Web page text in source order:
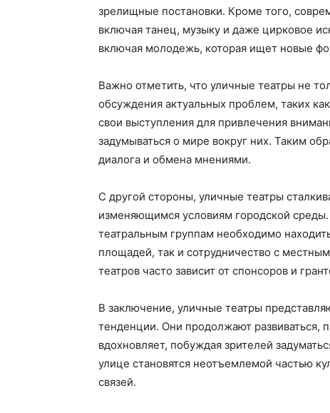
зрелищные постановки. Кроме того,
включая танец, музыку и даже цирковое
включая молодежь, которая ищет новые
Важно отметить, что уличные театры не
обсуждения актуальных проблем, таких
свои выступления для привлечения
задумываться о мире вокруг них. Таким
диалога и обмена мнениями.
С другой стороны, уличные театры
изменяющимся условиям городской
театральным группам необходимо
площадей, так и сотрудничество с
театров часто зависит от спонсоров и
В заключение, уличные театры
тенденции. Они продолжают развиваться,
вдохновляет, побуждая зрителей
улице становятся неотъемлемой частью
связей.